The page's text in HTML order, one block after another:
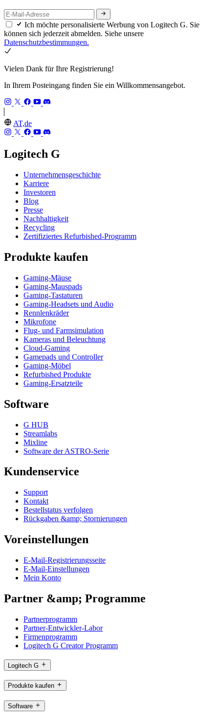
Ich möchte personalisierte Werbung von Logitech G. Sie
können sich jederzeit abmelden. Siehe unsere
Datenschutzbestimmungen.
Vielen Dank für Ihre Registrierung!
In Ihrem Posteingang finden Sie ein Willkommensangebot.
AT,de
Logitech G
Unternehmensgeschichte
Karriere
Investoren
Blog
Presse
Nachhaltigkeit
Recycling
Zertifiziertes Refurbished-Programm
Produkte kaufen
Gaming-Mäuse
Gaming-Mauspads
Gaming-Tastaturen
Gaming-Headsets und Audio
Rennlenkräder
Mikrofone
Flug- und Farmsimulation
Kameras und Beleuchtung
Cloud-Gaming
Gamepads und Controller
Gaming-Möbel
Refurbished Produkte
Gaming-Ersatzteile
Software
G HUB
Streamlabs
Mixline
Software der ASTRO-Serie
Kundenservice
Support
Kontakt
Bestellstatus verfolgen
Rückgaben &amp; Stornierungen
Voreinstellungen
E-Mail-Registrierungsseite
E-Mail-Einstellungen
Mein Konto
Partner &amp; Programme
Partnerprogramm
Partner-Entwickler-Labor
Firmenprogramm
Logitech G Creator Programm
Logitech G
Produkte kaufen
Software